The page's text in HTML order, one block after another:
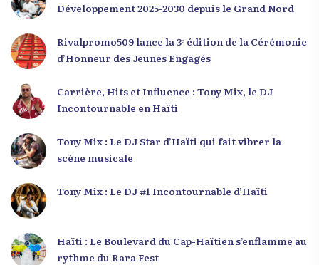
Développement 2025-2030 depuis le Grand Nord
Rivalpromo509 lance la 3ᵉ édition de la Cérémonie
d’Honneur des Jeunes Engagés
Carrière, Hits et Influence : Tony Mix, le DJ
Incontournable en Haïti
Tony Mix : Le DJ Star d’Haïti qui fait vibrer la
scène musicale
Tony Mix : Le DJ #1 Incontournable d’Haïti
Haïti : Le Boulevard du Cap-Haïtien s’enflamme au
rythme du Rara Fest